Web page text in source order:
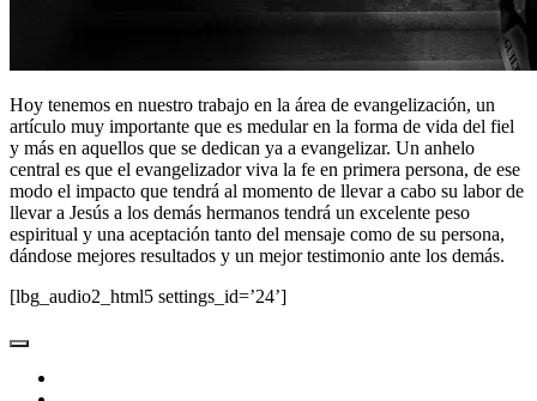
Hoy tenemos en nuestro trabajo en la área de evangelización, un
artículo muy importante que es medular en la forma de vida del fiel
y más en aquellos que se dedican ya a evangelizar. Un anhelo
central es que el evangelizador viva la fe en primera persona, de ese
modo el impacto que tendrá al momento de llevar a cabo su labor de
llevar a Jesús a los demás hermanos tendrá un excelente peso
espiritual y una aceptación tanto del mensaje como de su persona,
dándose mejores resultados y un mejor testimonio ante los demás.
[lbg_audio2_html5 settings_id=’24’]